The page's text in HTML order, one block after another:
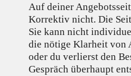
Auf deiner
Korrektiv nicht. Die
Sie kann nicht
die nötige Klarheit von
oder du verlierst den
Gespräch überhaupt